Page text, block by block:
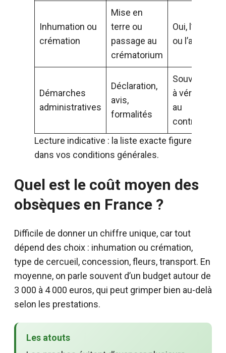
Inhumation ou
crémation
Mise en
terre ou
passage au
crématorium
Oui, l’un
ou l’autre
Démarches
administratives
Déclaration,
avis,
formalités
Souvent,
à vérifier
au
contrat
Lecture indicative : la liste exacte figure
dans vos conditions générales.
Quel est le coût moyen des
obsèques en France ?
Difficile de donner un chiffre unique, car tout
dépend des choix : inhumation ou crémation,
type de cercueil, concession, fleurs, transport. En
moyenne, on parle souvent d’un budget autour de
3 000 à 4 000 euros, qui peut grimper bien au-delà
selon les prestations.
Les atouts